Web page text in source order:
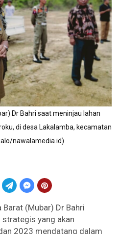
Dr Bahri saat meninjau lahan
di desa Lakalamba, kecamatan
nawalamedia.id)
(Mubar) Dr Bahri
yang akan
2023 mendatang dalam